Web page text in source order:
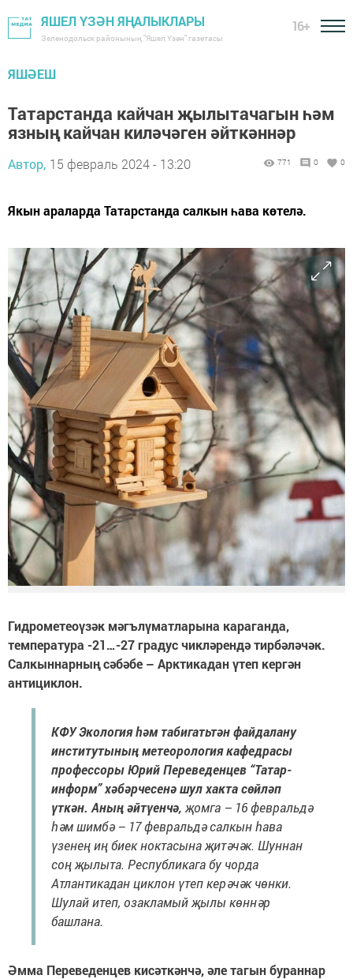
ЯШЕЛ ҮЗӘН ЯҢАЛЫКЛАРЫ
Зеленодольск районының "Яшел Үзән" газетасы
16+
ЯШӘЕШ
Татарстанда кайчан җылытачагын һәм
язның кайчан киләчәген әйткәннәр
Автор, 15 февраль 2024 - 13:20 771 0 0
Якын араларда Татарстанда салкын һава көтелә.
Гидрометеоүзәк мәгълүматларына караганда,
температура -21…-27 градус чикләрендә тирбәләчәк.
Салкыннарның сәбәбе – Арктикадан үтеп кергән
антициклон.
КФУ Экология һәм табигатьтән файдалану
институтының метеорология кафедрасы
профессоры Юрий Переведенцев “Татар-
информ” хәбәрчесенә шул хакта сөйләп
үткән. Аның әйтүенчә, җомга – 16 февральдә
һәм шимбә – 17 февральдә салкын һава
үзенең иң биек ноктасына җитәчәк. Шуннан
соң җылыта. Республикага бу чорда
Атлантикадан циклон үтеп керәчәк чөнки.
Шулай итеп, озакламый җылы көннәр
башлана.
Әмма Переведенцев кисәткәнчә, әле тагын бураннар